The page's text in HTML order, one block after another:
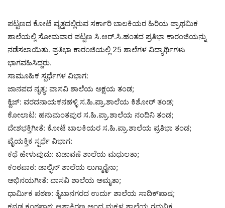
ಪಟ್ಟಣದ ಕೋಟೆ ವೃತ್ತದಲ್ಲಿರುವ ಸರ್ಕಾರಿ ಬಾಲಕಿಯರ ಹಿರಿಯ ಪ್ರಾಥಮಿಕ
ಶಾಲೆಯಲ್ಲಿ ಸೋಮವಾರ ಪಟ್ಟಣ ಸಿ.ಆರ್.ಸಿ.ಹಂತದ ಪ್ರತಿಭಾ ಕಾರಂಜಿಯನ್ನು
ನಡೆಸಲಾಯಿತು. ಪ್ರತಿಭಾ ಕಾರಂಜಿಯಲ್ಲಿ 25 ಶಾಲೆಗಳ ವಿದ್ಯಾರ್ಥಿಗಳು
ಭಾಗವಹಿಸಿದ್ದರು.
ಸಾಮೂಹಿಕ ಸ್ಪರ್ಧೆಗಳ ವಿಭಾಗ:
ಜಾನಪದ ನೃತ್ಯ: ವಾಸವಿ ಶಾಲೆಯ ಅಕ್ಷಯ ತಂಡ;
ಕ್ವಿಜ್‌: ವರದನಾಯಕನಹಳ್ಳಿ ಸ.ಹಿ.ಪ್ರಾ.ಶಾಲೆಯ ಕಿಶೋರ್‌ ತಂಡ;
ಕೋಲಾಟ: ಹನುಮಂತಪುರ ಸ.ಹಿ.ಪ್ರಾ.ಶಾಲೆಯ ನಂದಿನಿ ತಂಡ;
ದೇಶಭಕ್ತಿಗೀತೆ: ಕೋಟೆ ಬಾಲಕಿಯರ ಸ.ಹಿ.ಪ್ರಾ.ಶಾಲೆಯ ಪ್ರತಿಭಾ ತಂಡ;
ವೈಯಕ್ತಿಕ ಸ್ಪರ್ಧೆ ವಿಭಾಗ:
ಕಥೆ ಹೇಳುವುದು: ಬಡಾವಣೆ ಶಾಲೆಯ ಮಧುಲತಾ;
ಕಂಠಪಾಠ: ಡಾಲ್ಫಿನ್‌ ಶಾಲೆಯ ಲುಗ್ಮಾರೈನಾ;
ಅಭಿನಯಗೀತೆ: ವಾಸವಿ ಶಾಲೆಯ ಅಮೃತಾ;
ಧಾರ್ಮಿಕ ಪಠಣ: ತೈಬಾನಗರದ ಉರ್ದು ಶಾಲೆಯ ಸಾದಿಕ್‌ಪಾಷ;